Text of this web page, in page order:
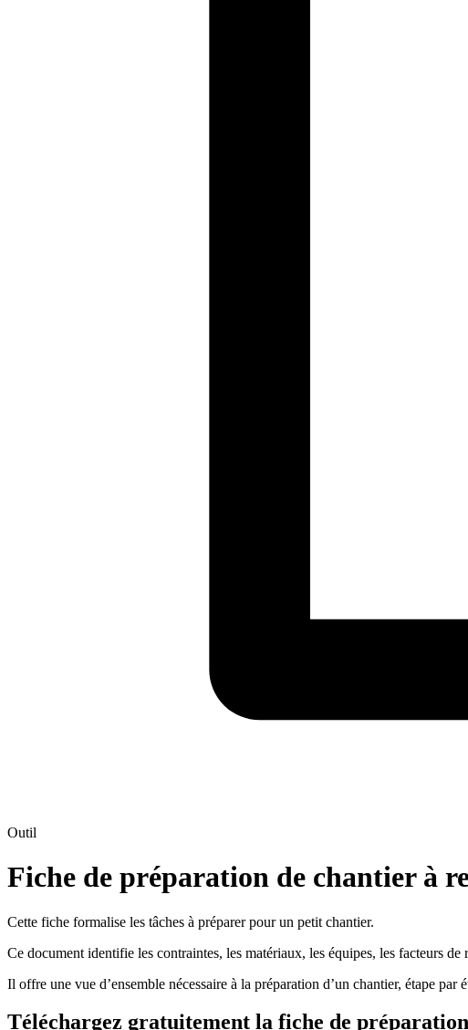
Outil
Fiche de préparation de chantier à
Cette fiche formalise les tâches à préparer pour un petit chantier.
Ce document identifie les contraintes, les matériaux, les équipes, les facteurs
Il offre une vue d’ensemble nécessaire à la préparation d’un chantier, étape par
Téléchargez gratuitement la fiche de